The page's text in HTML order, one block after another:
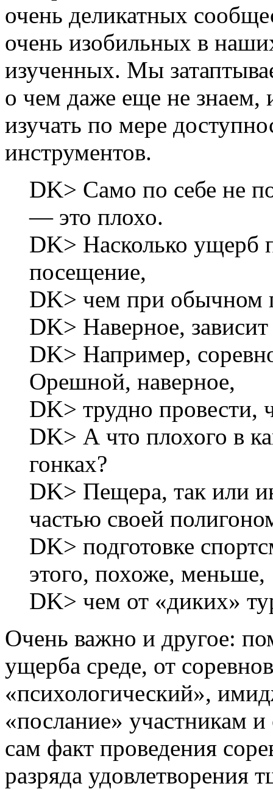
очень деликатных
очень изобильных в
изученных. Мы
о чем даже еще не знаем,
изучать по мере
инструментов.
DK> Само по себе не
— это плохо.
DK> Насколько ущерб
посещение,
DK> чем при обычном
DK> Наверное,
DK> Например,
Орешной, наверное,
DK> трудно провести,
DK> А что плохого в
гонках?
DK> Пещера, так или
частью своей
DK> подготовке
этого, похоже, меньше,
DK> чем от «диких»
Очень важно и другое:
ущерба среде, от
«психологический»,
«послание» участникам
сам факт проведения
разряда удовлетворения